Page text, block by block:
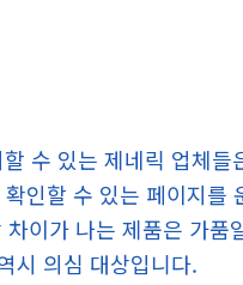
수 있는 제네릭 업체들
인할 수 있는 페이지를
이가 나는 제품은 가품
시 의심 대상입니다.